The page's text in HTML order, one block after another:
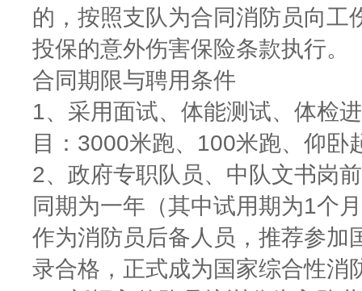
的，按照支队为合同消防员向工
投保的意外伤害保险条款执行。
合同期限与聘用条件
1、采用面试、体能测试、体检
目：3000米跑、100米跑、仰
2、政府专职队员、中队文书岗
同期为一年（其中试用期为1个
作为消防员后备人员，推荐参加
录合格，正式成为国家综合性消